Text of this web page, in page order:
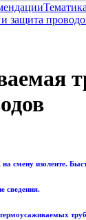
защита
смену изоленте.
сведения.